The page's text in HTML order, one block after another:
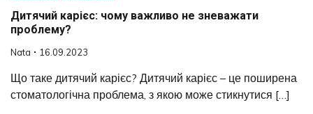
Дитячий карієс: чому важливо не зневажати
проблему?
Nata 16.09.2023
Що таке дитячий карієс? Дитячий карієс – це поширена
стоматологічна проблема, з якою може стикнутися […]